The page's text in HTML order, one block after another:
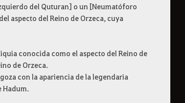
del Quturan] o un [Neumatóforo
aspecto del Reino de Orzeca, cuya
conocida como el aspecto del Reino de
de Orzeca.
con la apariencia de la legendaria
Hadum.